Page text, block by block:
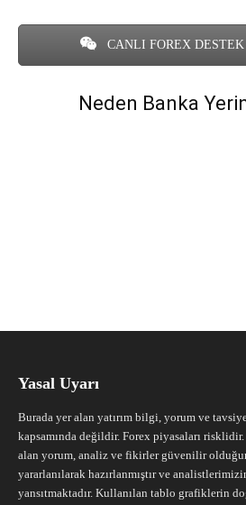
CANLI FOREX
Neden Banka
Yasal Uyarı
Burada yer alan yatırım bilgi, yorum ve
kapsamında değildir. Forex piyasaları
alan yorum, analiz ve fikirler güvenilir
yararlanılarak hazırlanmıştır ve
yansıtmaktadır. Kullanılan tablo grafiklerin